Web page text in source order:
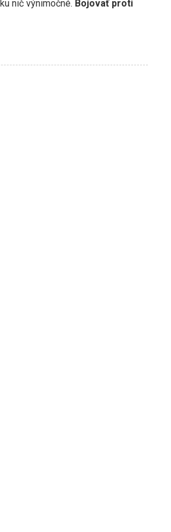
nič výnimočné. Bojovať proti